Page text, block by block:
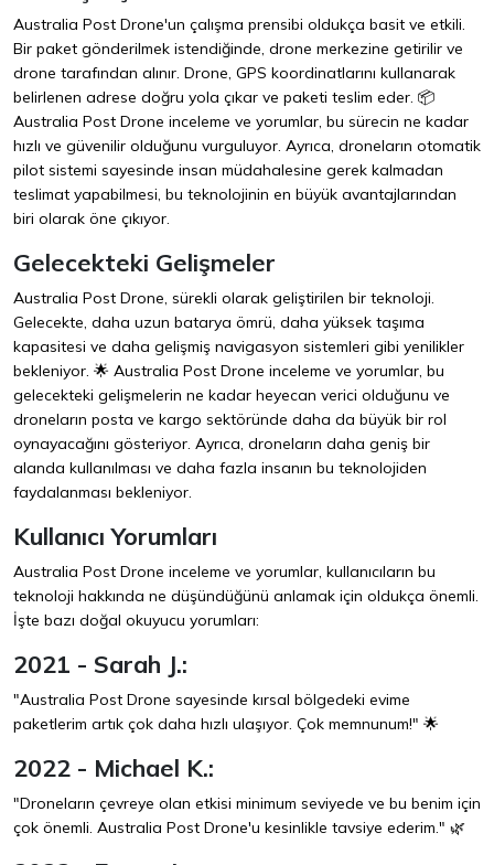
Australia Post Drone'un çalışma prensibi oldukça basit ve etkili.
Bir paket gönderilmek istendiğinde, drone merkezine getirilir ve
drone tarafından alınır. Drone, GPS koordinatlarını kullanarak
belirlenen adrese doğru yola çıkar ve paketi teslim eder. 📦
Australia Post Drone inceleme ve yorumlar, bu sürecin ne kadar
hızlı ve güvenilir olduğunu vurguluyor. Ayrıca, droneların otomatik
pilot sistemi sayesinde insan müdahalesine gerek kalmadan
teslimat yapabilmesi, bu teknolojinin en büyük avantajlarından
biri olarak öne çıkıyor.
Gelecekteki Gelişmeler
Australia Post Drone, sürekli olarak geliştirilen bir teknoloji.
Gelecekte, daha uzun batarya ömrü, daha yüksek taşıma
kapasitesi ve daha gelişmiş navigasyon sistemleri gibi yenilikler
bekleniyor. 🌟 Australia Post Drone inceleme ve yorumlar, bu
gelecekteki gelişmelerin ne kadar heyecan verici olduğunu ve
droneların posta ve kargo sektöründe daha da büyük bir rol
oynayacağını gösteriyor. Ayrıca, droneların daha geniş bir
alanda kullanılması ve daha fazla insanın bu teknolojiden
faydalanması bekleniyor.
Kullanıcı Yorumları
Australia Post Drone inceleme ve yorumlar, kullanıcıların bu
teknoloji hakkında ne düşündüğünü anlamak için oldukça önemli.
İşte bazı doğal okuyucu yorumları:
2021 - Sarah J.:
"Australia Post Drone sayesinde kırsal bölgedeki evime
paketlerim artık çok daha hızlı ulaşıyor. Çok memnunum!" 🌟
2022 - Michael K.:
"Droneların çevreye olan etkisi minimum seviyede ve bu benim için
çok önemli. Australia Post Drone'u kesinlikle tavsiye ederim." 🌿